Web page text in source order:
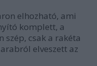
elhozható, ami
komplett, a
szép, csak a rakéta
elveszett az